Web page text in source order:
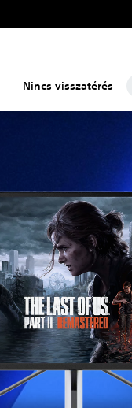
Nincs visszatérés